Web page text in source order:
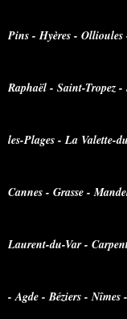
Pins - Hyères -
Raphaël - Saint-Tropez
les-Plages - La Valette-
Cannes - Grasse -
Laurent-du-Var -
- Agde - Béziers -